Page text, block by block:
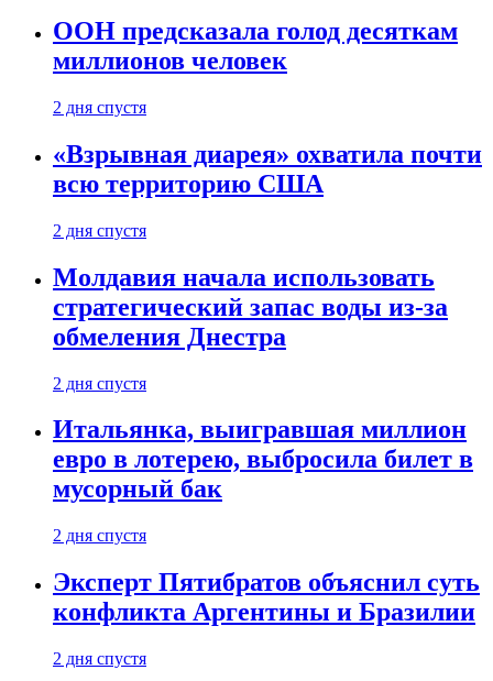
ООН предсказала голод десяткам
миллионов человек
2 дня спустя
«Взрывная диарея» охватила почти
всю территорию США
2 дня спустя
Молдавия начала использовать
стратегический запас воды из-за
обмеления Днестра
2 дня спустя
Итальянка, выигравшая миллион
евро в лотерею, выбросила билет в
мусорный бак
2 дня спустя
Эксперт Пятибратов объяснил суть
конфликта Аргентины и Бразилии
2 дня спустя